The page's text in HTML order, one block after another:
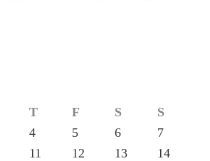
T F S
S
4 5 6
7
11 12 13
14